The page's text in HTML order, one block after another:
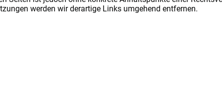
werden wir derartige Links umgehend entfernen.